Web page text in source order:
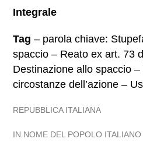
Integrale
Tag – parola chiave:
spaccio – Reato ex art. 73
Destinazione allo spaccio
circostanze dell’azione –
REPUBBLICA ITALIANA
IN NOME DEL POPOLO ITALIANO